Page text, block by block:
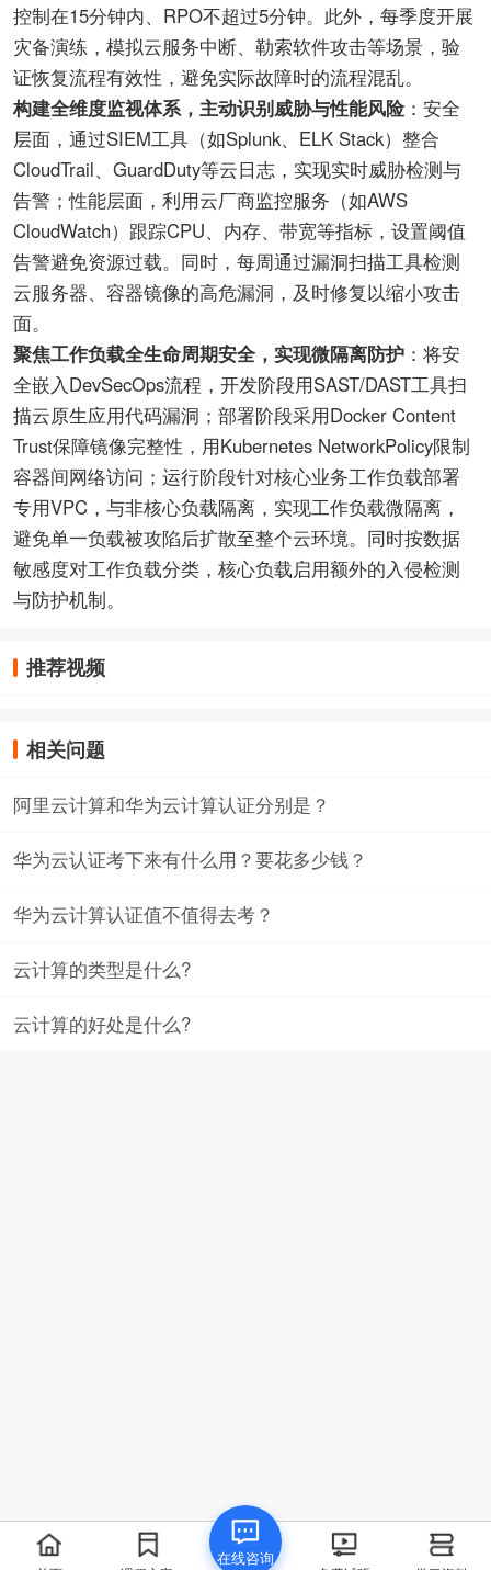
控制在15分钟内、RPO不超过5分钟。此外，每季度开展
灾备演练，模拟云服务中断、勒索软件攻击等场景，验
证恢复流程有效性，避免实际故障时的流程混乱。
构建全维度监视体系，主动识别威胁与性能风险：安全
层面，通过SIEM工具（如Splunk、ELK Stack）整合
CloudTrail、GuardDuty等云日志，实现实时威胁检测与
告警；性能层面，利用云厂商监控服务（如AWS
CloudWatch）跟踪CPU、内存、带宽等指标，设置阈值
告警避免资源过载。同时，每周通过漏洞扫描工具检测
云服务器、容器镜像的高危漏洞，及时修复以缩小攻击
面。
聚焦工作负载全生命周期安全，实现微隔离防护：将安
全嵌入DevSecOps流程，开发阶段用SAST/DAST工具扫
描云原生应用代码漏洞；部署阶段采用Docker Content
Trust保障镜像完整性，用Kubernetes NetworkPolicy限制
容器间网络访问；运行阶段针对核心业务工作负载部署
专用VPC，与非核心负载隔离，实现工作负载微隔离，
避免单一负载被攻陷后扩散至整个云环境。同时按数据
敏感度对工作负载分类，核心负载启用额外的入侵检测
与防护机制。
推荐视频
相关问题
阿里云计算和华为云计算认证分别是？
华为云认证考下来有什么用？要花多少钱？
华为云计算认证值不值得去考？
云计算的类型是什么?
云计算的好处是什么?
我要提问
在线咨询